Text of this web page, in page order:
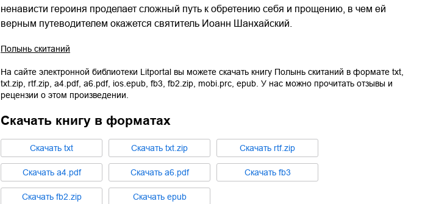
ненависти героиня проделает сложный путь к обретению себя и прощению, в чем ей
верным путеводителем окажется святитель Иоанн Шанхайский.
Полынь скитаний
На сайте электронной библиотеки Litportal вы можете скачать книгу Полынь скитаний в формате txt
txt.zip rtf.zip a4.pdf, a6.pdf, ios.epub fb3 fb2.zip mobi.prc epub . У нас можно прочитать отзывы и
рецензии о этом произведении.
Скачать книгу в форматах
Cкачать txt Cкачать txt.zip Cкачать rtf.zip
Cкачать a4.pdf Cкачать a6.pdf Cкачать fb3
Cкачать fb2.zip Cкачать epub